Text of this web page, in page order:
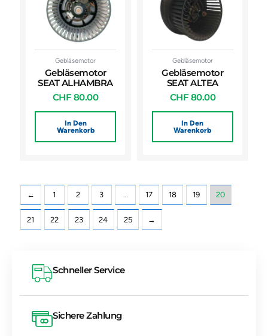
Gebläsemotor
Gebläsemotor
SEAT ALHAMBRA
CHF 80.00
In Den
Warenkorb
Gebläsemotor
Gebläsemotor
SEAT ALTEA
CHF 80.00
In Den
Warenkorb
← 1 2 3 … 17 18 19 20
21 22 23 24 25 →
Schneller Service
Sichere Zahlung